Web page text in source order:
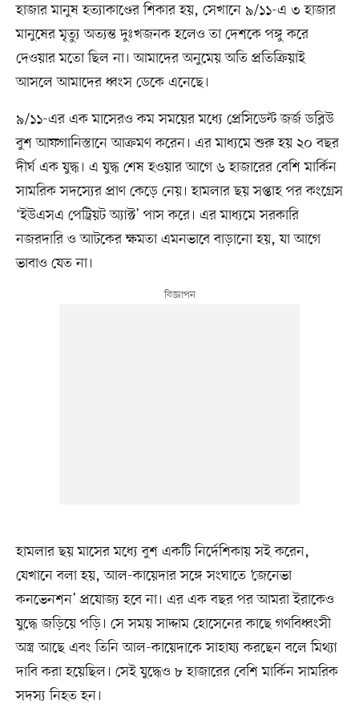
হাজার মানুষ হত্যাকাণ্ডের শিকার হয়, সেখানে ৯/১১-এ ৩ হাজার
মানুষের মৃত্যু অত্যন্ত দুঃখজনক হলেও তা দেশকে পঙ্গু করে
দেওয়ার মতো ছিল না। আমাদের অনুমেয় অতি প্রতিক্রিয়াই
আসলে আমাদের ধ্বংস ডেকে এনেছে।
৯/১১-এর এক মাসেরও কম সময়ের মধ্যে প্রেসিডেন্ট জর্জ ডব্লিউ
বুশ আফগানিস্তানে আক্রমণ করেন। এর মাধ্যমে শুরু হয় ২০ বছর
দীর্ঘ এক যুদ্ধ। এ যুদ্ধ শেষ হওয়ার আগে ৬ হাজারের বেশি মার্কিন
সামরিক সদস্যের প্রাণ কেড়ে নেয়। হামলার ছয় সপ্তাহ পর কংগ্রেস
‘ইউএসএ পেট্রিয়ট অ্যাক্ট’ পাস করে। এর মাধ্যমে সরকারি
নজরদারি ও আটকের ক্ষমতা এমনভাবে বাড়ানো হয়, যা আগে
ভাবাও যেত না।
হামলার ছয় মাসের মধ্যে বুশ একটি নির্দেশিকায় সই করেন,
যেখানে বলা হয়, আল-কায়েদার সঙ্গে সংঘাতে ‘জেনেভা
কনভেনশন’ প্রযোজ্য হবে না। এর এক বছর পর আমরা ইরাকেও
যুদ্ধে জড়িয়ে পড়ি। সে সময় সাদ্দাম হোসেনের কাছে গণবিধ্বংসী
অস্ত্র আছে এবং তিনি আল-কায়েদাকে সাহায্য করছেন বলে মিথ্যা
দাবি করা হয়েছিল। সেই যুদ্ধেও ৮ হাজারের বেশি মার্কিন সামরিক
সদস্য নিহত হন।